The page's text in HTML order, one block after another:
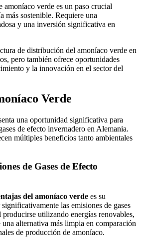
amoníaco verde es un paso crucial
más sostenible. Requiere una
y una inversión significativa en
de distribución del amoníaco verde en
pero también ofrece oportunidades
y la innovación en el sector del
Verde
una oportunidad significativa para
de efecto invernadero en Alemania.
múltiples beneficios tanto ambientales
de Gases de Efecto
del amoníaco verde es su
las emisiones de gases
utilizando energías renovables,
alternativa más limpia en comparación
de producción de amoníaco.